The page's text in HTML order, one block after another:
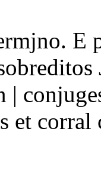
E
|
et